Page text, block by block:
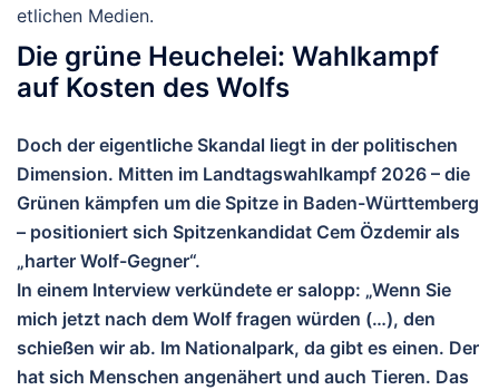
etlichen Medien.
Die grüne Heuchelei: Wahlkampf
auf Kosten des Wolfs
Doch der eigentliche Skandal liegt in der politischen
Dimension. Mitten im Landtagswahlkampf 2026 – die
Grünen kämpfen um die Spitze in Baden-Württemberg
– positioniert sich Spitzenkandidat Cem Özdemir als
„harter Wolf-Gegner“.
In einem Interview verkündete er salopp: „Wenn Sie
mich jetzt nach dem Wolf fragen würden (…), den
schießen wir ab. Im Nationalpark, da gibt es einen. Der
hat sich Menschen angenähert und auch Tieren. Das